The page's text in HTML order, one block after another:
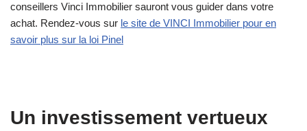
conseillers Vinci Immobilier sauront vous guider dans votre
achat. Rendez-vous sur le site de VINCI Immobilier pour en
savoir plus sur la loi Pinel
Un investissement vertueux